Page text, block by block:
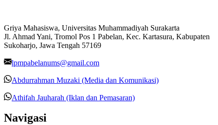
Griya Mahasiswa, Universitas Muhammadiyah Surakarta
Jl. Ahmad Yani, Tromol Pos 1 Pabelan, Kec. Kartasura, Kabupaten
Sukoharjo, Jawa Tengah 57169
lpmpabelanums@gmail.com
Abdurrahman Muzaki (Media dan Komunikasi)
Athifah Jauharah (Iklan dan Pemasaran)
Navigasi